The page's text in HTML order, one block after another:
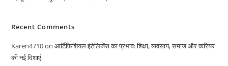
Recent Comments
Karen4710onआर्टिफिशियल इंटेलिजेंस का प्रभाव: शिक्षा, व्यवसाय, समाज और करियर
की नई दिशाएं